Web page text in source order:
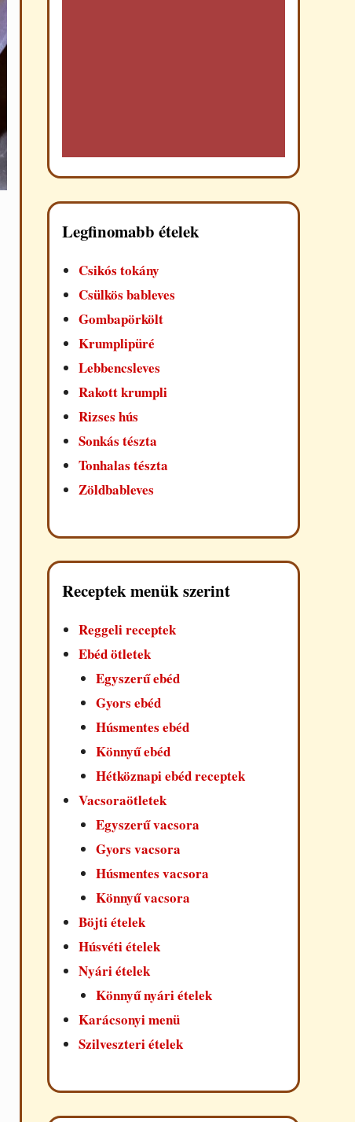
Legfinomabb ételek
Csikós tokány
Csülkös bableves
Gombapörkölt
Krumplipüré
Lebbencsleves
Rakott krumpli
Rizses hús
Sonkás tészta
Tonhalas tészta
Zöldbableves
Receptek menük szerint
Reggeli receptek
Ebéd ötletek
Egyszerű ebéd
Gyors ebéd
Húsmentes ebéd
Könnyű ebéd
Hétköznapi ebéd receptek
Vacsoraötletek
Egyszerű vacsora
Gyors vacsora
Húsmentes vacsora
Könnyű vacsora
Böjti ételek
Húsvéti ételek
Nyári ételek
Könnyű nyári ételek
Karácsonyi menü
Szilveszteri ételek